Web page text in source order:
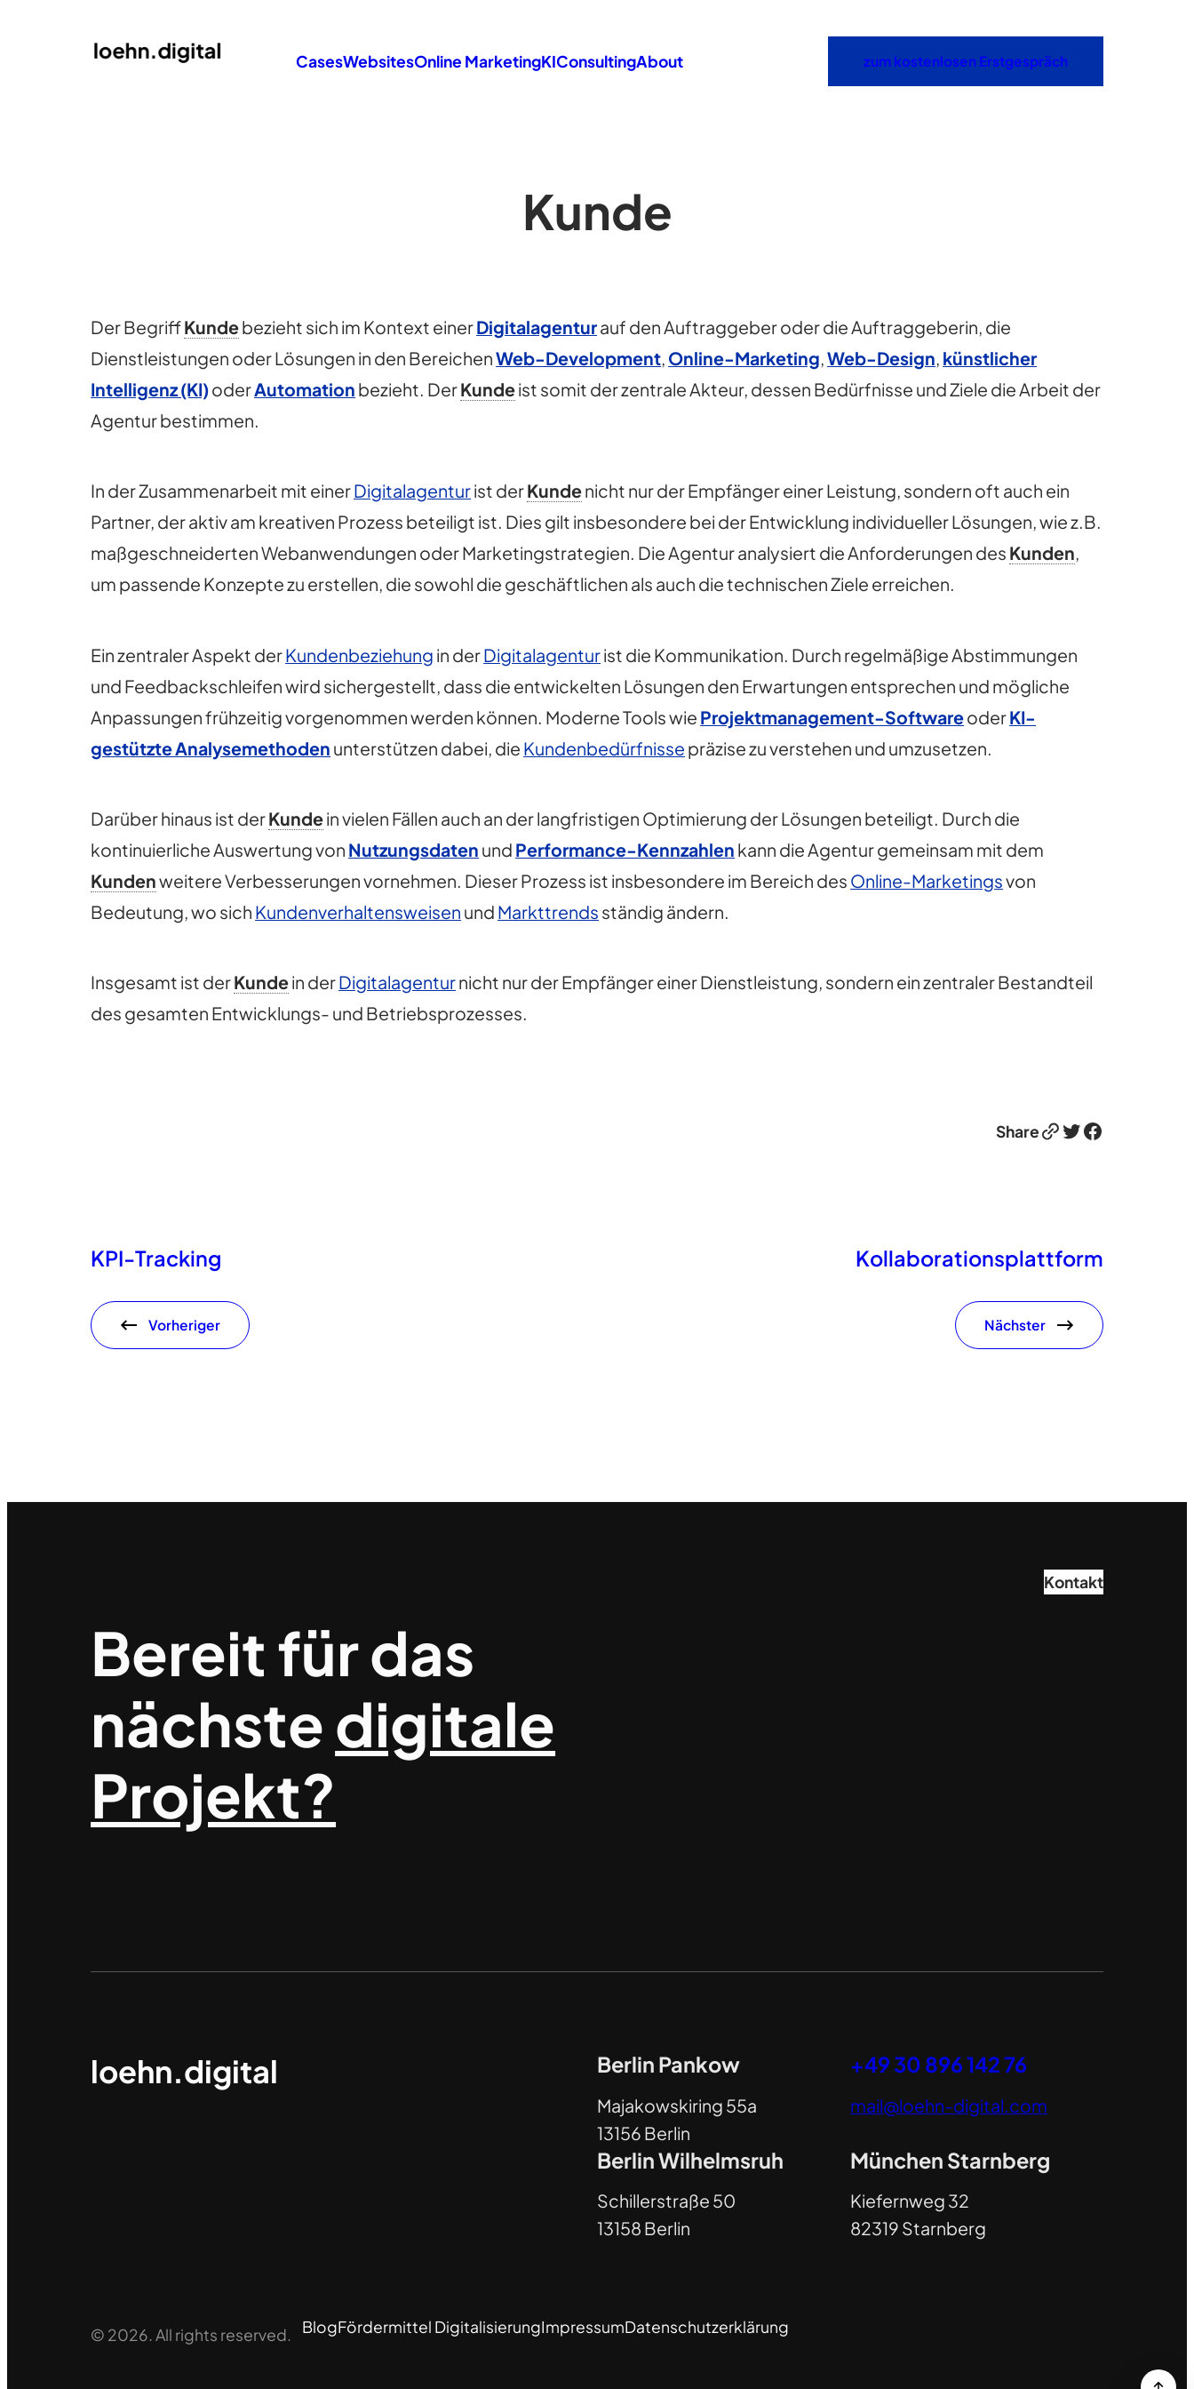
CasesWebsitesOnline MarketingKIConsultingAbout zum kostenlosen Erstgespräch
Kunde
Der BegriffKundebezieht sich im Kontext einerDigitalagenturauf den Auftraggeber oder die Auftraggeberin, die
Dienstleistungen oder Lösungen in den BereichenWeb-Development, Online-Marketing,Web-Design, künstlicher
Intelligenz (KI)oderAutomation bezieht. DerKundeist somit der zentrale Akteur, dessen Bedürfnisse und Ziele die Arbeit der
Agentur bestimmen.
In der Zusammenarbeit mit einerDigitalagenturist derKundenicht nur der Empfänger einer Leistung, sondern oft auch ein
Partner, der aktiv am kreativen Prozess beteiligt ist. Dies gilt insbesondere bei der Entwicklung individueller Lösungen, wie z.B.
maßgeschneiderten Webanwendungen oder Marketingstrategien. Die Agentur analysiert die Anforderungen des Kunden,
um passende Konzepte zu erstellen, die sowohl die geschäftlichen als auch die technischen Ziele erreichen.
Ein zentraler Aspekt derKundenbeziehung in derDigitalagenturist die Kommunikation. Durch regelmäßige Abstimmungen
und Feedbackschleifen wird sichergestellt, dass die entwickelten Lösungen den Erwartungen entsprechen und mögliche
Anpassungen frühzeitig vorgenommen werden können. Moderne Tools wie Projektmanagement-SoftwareoderKI-
gestützte Analysemethoden unterstützen dabei, die Kundenbedürfnisse präzise zu verstehen und umzusetzen.
Darüber hinaus ist derKundein vielen Fällen auch an der langfristigen Optimierung der Lösungen beteiligt. Durch die
kontinuierliche Auswertung von Nutzungsdaten und Performance-Kennzahlen kann die Agentur gemeinsam mit dem
Kundenweitere Verbesserungen vornehmen. Dieser Prozess ist insbesondere im Bereich des Online-Marketingsvon
Bedeutung, wo sich Kundenverhaltensweisen und Markttrends ständig ändern.
Insgesamt ist derKundein derDigitalagenturnicht nur der Empfänger einer Dienstleistung, sondern ein zentraler Bestandteil
des gesamten Entwicklungs- und Betriebsprozesses.
ShareLink Twitter Facebook
KPI-Tracking
Vorheriger
Kollaborationsplattform
Nächster
Bereit für das
nächstedigitale
Projekt?
Kontakt
loehn.digital Berlin Pankow
Majakowskiring 55a
13156 Berlin
+49 30 896 142 76
mail@loehn-digital.com
Berlin Wilhelmsruh
Schillerstraße 50
13158 Berlin
München Starnberg
Kiefernweg 32
82319 Starnberg
© 2026. All rights reserved. BlogFördermittel DigitalisierungImpressumDatenschutzerklärung